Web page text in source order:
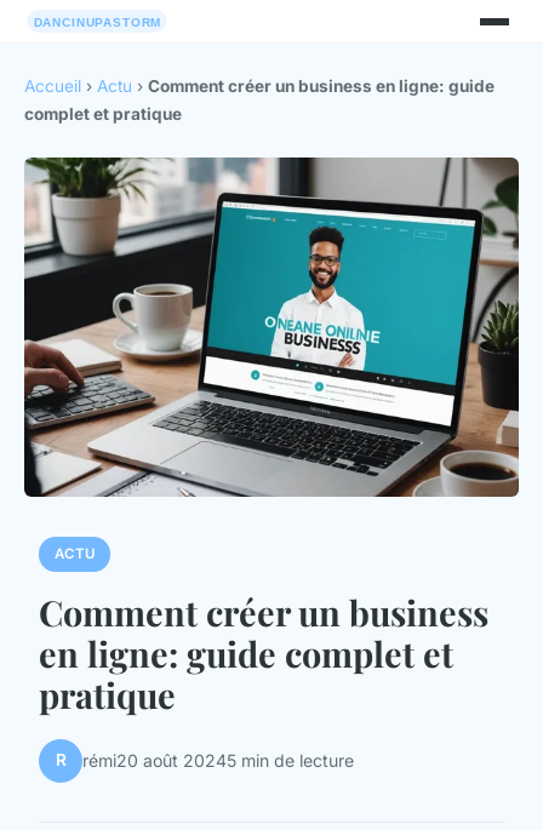
Accueil › Actu › Comment créer un business en ligne: guide
complet et pratique
ACTU
Comment créer un business
en ligne: guide complet et
pratique
R rémi20 août 20245 min de lecture